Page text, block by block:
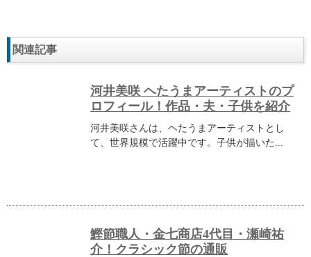
関連記事
河井美咲 ヘたうまアーティストのプ
ロフィール！作品・夫・子供を紹介
河井美咲さんは、ヘたうまアーティストとし
て、世界規模で活躍中です。子供が描いた...
鰹節職人・金七商店4代目・瀬崎祐
介！クラシック節の通販